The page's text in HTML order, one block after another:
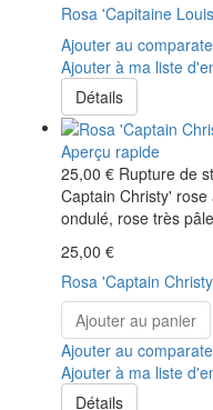
Rosa 'Capitaine
Ajouter au
Ajouter à ma liste
Détails
Aperçu rapide
25,00 € Rupture de
Captain Christy'
ondulé, rose très
25,00 €
Rosa 'Captain
Ajouter au panier
Ajouter au
Ajouter à ma liste
Détails